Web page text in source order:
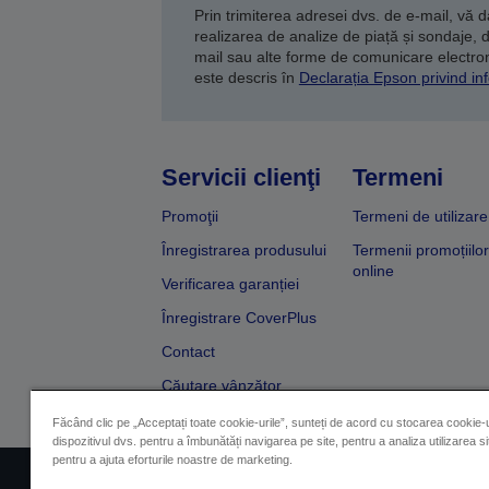
Prin trimiterea adresei dvs. de e-mail, vă
realizarea de analize de piață și sondaje,
mail sau alte forme de comunicare
este descris în Declarația Epson privind
Servicii clienţi
Promoţii
Înregistrarea produsului
Verificarea garanției
Înregistrare CoverPlus
Contact
Căutare vânzător
Termeni
Termeni de utilizare
Termenii promoțiilor
online
Făcând clic pe „Acceptați toate cookie-urile”, sunteți de acord cu stocarea cookie-
dispozitivul dvs. pentru a îmbunătăți navigarea pe site, pentru a analiza utilizarea
pentru a ajuta eforturile noastre de marketing.